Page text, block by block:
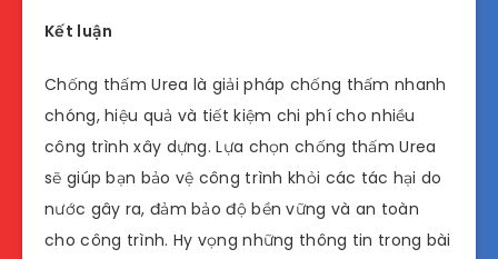
Kết luận
Chống thấm Urea là giải pháp chống thấm nhanh
chóng, hiệu quả và tiết kiệm chi phí cho nhiều
công trình xây dựng. Lựa chọn chống thấm Urea
sẽ giúp bạn bảo vệ công trình khỏi các tác hại do
nước gây ra, đảm bảo độ bền vững và an toàn
cho công trình. Hy vọng những thông tin trong bài